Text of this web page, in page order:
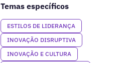
Temas específicos
ESTILOS DE LIDERANÇA
INOVAÇÃO DISRUPTIVA
INOVAÇÃO E CULTURA